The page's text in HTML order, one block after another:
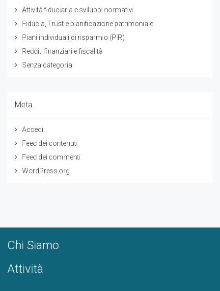
Attività fiduciaria e sviluppi normativi
Fiducia, Trust e pianificazione patrimoniale
Piani individuali di risparmio (PIR)
Redditi finanziari e fiscalità
Senza categoria
Meta
Accedi
Feed dei contenuti
Feed dei commenti
WordPress.org
Chi Siamo
Attività